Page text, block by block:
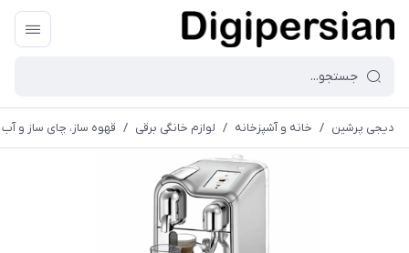
دیجی پرشین / خانه و آشپزخانه / لوازم خانگی برقی / قهوه ساز، چای ساز و آب